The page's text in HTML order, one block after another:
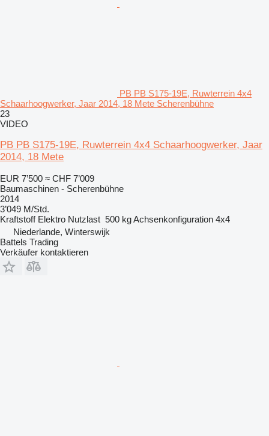
PB PB S175-19E, Ruwterrein 4x4
Schaarhoogwerker, Jaar 2014, 18 Mete Scherenbühne
23
VIDEO
PB PB S175-19E, Ruwterrein 4x4 Schaarhoogwerker, Jaar
2014, 18 Mete
EUR 7’500 ≈ CHF 7’009
Baumaschinen - Scherenbühne
2014
3’049 M/Std.
Kraftstoff Elektro Nutzlast 500 kgAchsenkonfiguration 4x4
Niederlande, Winterswijk
Battels Trading
Verkäufer kontaktieren